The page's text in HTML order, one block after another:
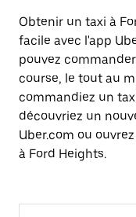
Obtenir un taxi à
facile avec l'app
pouvez
course, le tout au
commandiez un
découvriez un
Uber.com ou
à Ford Heights.